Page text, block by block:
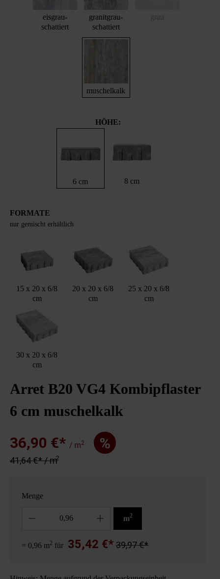
eisgrau-
schattiert
granitgrau-
schattiert
muschelkalk
HÖHE:
6 cm 8 cm
FORMATE
nur gemischt erhältlich
15 x 20 x 6/8
cm
20 x 20 x 6/8
cm
25 x 20 x 6/8
cm
30 x 20 x 6/8
cm
Arret B20 VG4 Kombipflaster
6 cm muschelkalk
36,90 €* / m2 %
41,64 €* / m2
Menge
m2
= 0,96 m2 für 35,42 €* 39,97 €*